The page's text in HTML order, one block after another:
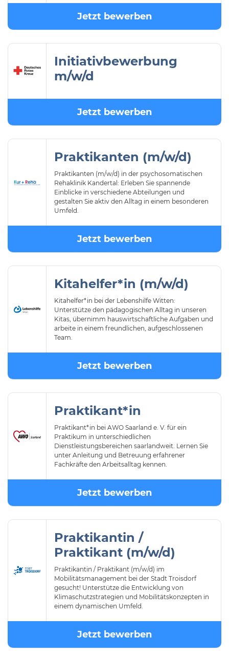
Jetzt bewerben
Initiativbewerbung
m/w/d
Jetzt bewerben
Praktikanten (m/w/d)
Praktikanten (m/w/d) in der psychosomatischen
Rehaklinik Kandertal: Erleben Sie spannende
Einblicke in verschiedene Abteilungen und
gestalten Sie aktiv den Alltag in einem besonderen
Umfeld.
Jetzt bewerben
Kitahelfer*in (m/w/d)
Kitahelfer*in bei der Lebenshilfe Witten:
Unterstütze den pädagogischen Alltag in unseren
Kitas, übernimm hauswirtschaftliche Aufgaben und
arbeite in einem freundlichen, aufgeschlossenen
Team.
Jetzt bewerben
Praktikant*in
Praktikant*in bei AWO Saarland e. V. für ein
Praktikum in unterschiedlichen
Dienstleistungsbereichen saarlandweit. Lernen Sie
unter Anleitung und Betreuung erfahrener
Fachkräfte den Arbeitsalltag kennen.
Jetzt bewerben
Praktikantin /
Praktikant (m/w/d)
Praktikantin / Praktikant (m/w/d) im
Mobilitätsmanagement bei der Stadt Troisdorf
gesucht! Unterstütze die Entwicklung von
Klimaschutzstrategien und Mobilitätskonzepten in
einem dynamischen Umfeld.
Jetzt bewerben